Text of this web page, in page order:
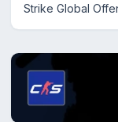
Strike Global